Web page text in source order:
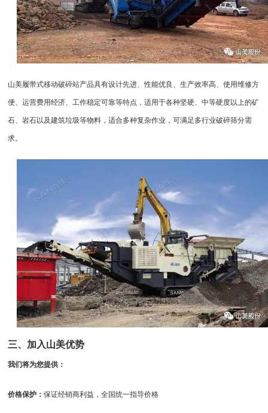
山美履带式移动破碎站产品具有设计先进、性能优良、生产效率高、使用维修方
便、运营费用经济、工作稳定可靠等特点，适用于各种坚硬、中等硬度以上的矿
石、岩石以及建筑垃圾等物料，适合多种复杂作业，可满足多行业破碎筛分需
求。
三、加入山美优势
我们将为您提供：
价格保护：保证经销商利益，全国统一指导价格